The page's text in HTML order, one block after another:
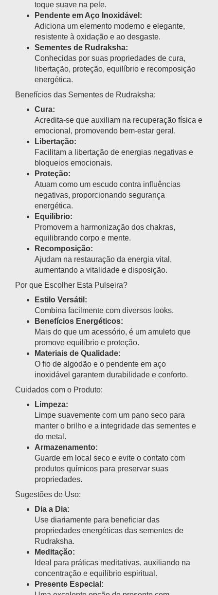
toque suave na pele.
Pendente em Aço Inoxidável:
Adiciona um elemento moderno e elegante,
resistente à oxidação e ao desgaste.
Sementes de Rudraksha:
Conhecidas por suas propriedades de cura,
libertação, proteção, equilíbrio e recomposição
energética.
Benefícios das Sementes de Rudraksha:
Cura:
Acredita-se que auxiliam na recuperação física e
emocional, promovendo bem-estar geral.
Libertação:
Facilitam a libertação de energias negativas e
bloqueios emocionais.
Proteção:
Atuam como um escudo contra influências
negativas, proporcionando segurança
energética.
Equilíbrio:
Promovem a harmonização dos chakras,
equilibrando corpo e mente.
Recomposição:
Ajudam na restauração da energia vital,
aumentando a vitalidade e disposição.
Por que Escolher Esta Pulseira?
Estilo Versátil:
Combina facilmente com diversos looks.
Benefícios Energéticos:
Mais do que um acessório, é um amuleto que
promove equilíbrio e proteção.
Materiais de Qualidade:
O fio de algodão e o pendente em aço
inoxidável garantem durabilidade e conforto.
Cuidados com o Produto:
Limpeza:
Limpe suavemente com um pano seco para
manter o brilho e a integridade das sementes e
do metal.
Armazenamento:
Guarde em local seco e evite o contato com
produtos químicos para preservar suas
propriedades.
Sugestões de Uso:
Dia a Dia:
Use diariamente para beneficiar das
propriedades energéticas das sementes de
Rudraksha.
Meditação:
Ideal para práticas meditativas, auxiliando na
concentração e equilíbrio espiritual.
Presente Especial: